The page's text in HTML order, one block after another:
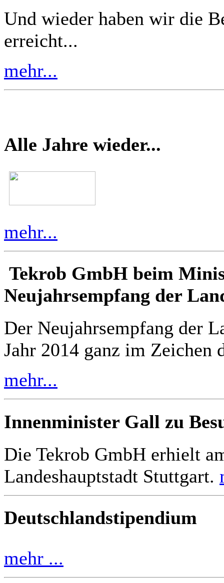
Und wieder haben wir die
erreicht...
mehr...
Alle Jahre wieder...
mehr...
Tekrob GmbH beim
Neujahrsempfang der
Der Neujahrsempfang der
Jahr 2014 ganz im Zeichen
mehr...
Innenminister Gall zu
Die Tekrob GmbH erhielt
Landeshauptstadt Stuttgart.
Deutschlandstipendium
mehr ...